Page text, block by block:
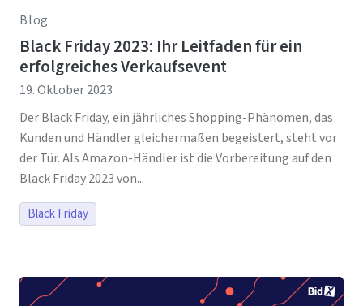
Blog
Black Friday 2023: Ihr Leitfaden für ein
erfolgreiches Verkaufsevent
19. Oktober 2023
Der Black Friday, ein jährliches Shopping-Phänomen, das
Kunden und Händler gleichermaßen begeistert, steht vor
der Tür. Als Amazon-Händler ist die Vorbereitung auf den
Black Friday 2023 von...
Black Friday